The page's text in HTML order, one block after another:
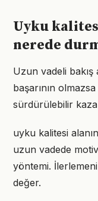
Uyku
nerede
Uzun vadeli bakış
başarının
sürdürülebilir
uyku kalitesi
uzun vadede
yöntemi.
değer.